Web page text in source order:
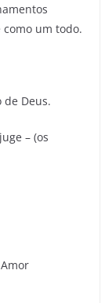
um todo.
de Deus.
– (os